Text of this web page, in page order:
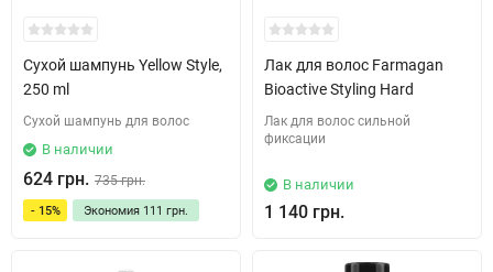
Сухой шампунь Yellow Style,
250 ml
Сухой шампунь для волос
В наличии
624 грн. 735 грн.
- 15% Экономия 111 грн.
Лак для волос Farmagan
Bioactive Styling Hard
Лак для волос сильной
фиксации
В наличии
1 140 грн.